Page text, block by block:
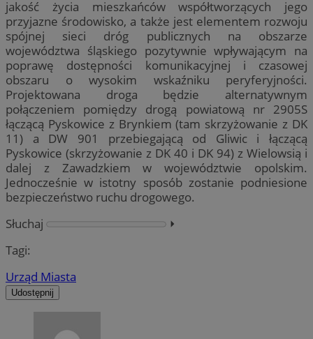
jakość życia mieszkańców współtworzących jego
przyjazne środowisko, a także jest elementem rozwoju
spójnej sieci dróg publicznych na obszarze
województwa śląskiego pozytywnie wpływającym na
poprawę dostępności komunikacyjnej i czasowej
obszaru o wysokim wskaźniku peryferyjności.
Projektowana droga będzie alternatywnym
połączeniem pomiędzy drogą powiatową nr 2905S
łączącą Pyskowice z Brynkiem (tam skrzyżowanie z DK
11) a DW 901 przebiegającą od Gliwic i łączącą
Pyskowice (skrzyżowanie z DK 40 i DK 94) z Wielowsią i
dalej z Zawadzkiem w województwie opolskim.
Jednocześnie w istotny sposób zostanie podniesione
bezpieczeństwo ruchu drogowego.
Słuchaj
⏵︎
Tagi:
Urząd Miasta
Udostępnij